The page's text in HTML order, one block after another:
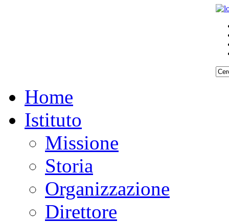
Home
Istituto
Missione
Storia
Organizzazione
Direttore